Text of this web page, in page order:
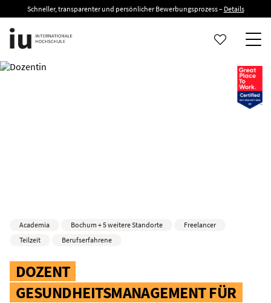
Schneller, transparenter und persönlicher Bewerbungsprozess – Details
DOZENT
GESUNDHEITSMANAGEMENT FÜR
Academia Bochum + 5 weitere Standorte
Freelancer
Teilzeit
Berufserfahrene